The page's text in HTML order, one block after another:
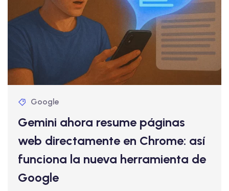
Google
Gemini ahora resume páginas
web directamente en Chrome: así
funciona la nueva herramienta de
Google